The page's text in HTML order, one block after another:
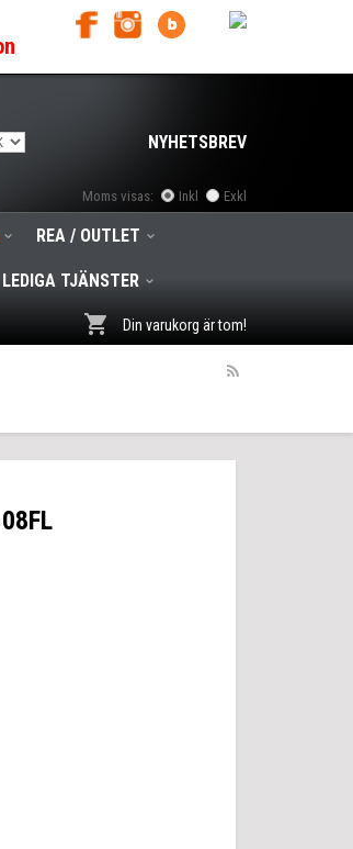
NYHETSBREV
Moms visas: Inkl Exkl
REA / OUTLET
LEDIGA TJÄNSTER
Din varukorg är tom!